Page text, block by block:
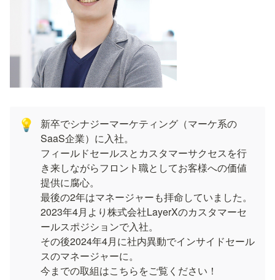
💡
新卒でシナジーマーケティング（マーケ系の
SaaS企業）に入社。
フィールドセールスとカスタマーサクセスを行
き来しながらフロント職としてお客様への価値
提供に腐心。
最後の2年はマネージャーも拝命していました。
2023年4月より株式会社LayerXのカスタマーセ
ールスポジションで入社。
その後2024年4月に社内異動でインサイドセール
スのマネージャーに。